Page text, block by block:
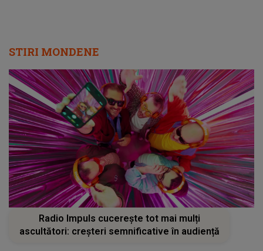
STIRI MONDENE
Radio Impuls cucerește tot mai mulți
ascultători: creșteri semnificative în audiență